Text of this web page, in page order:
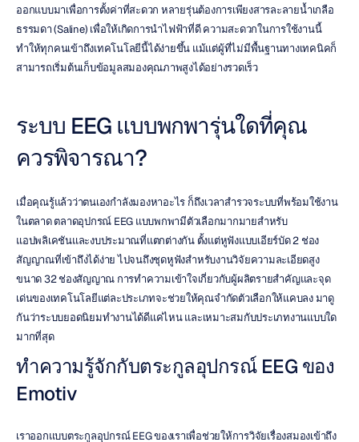
ออกแบบมาเพื่อการตั้งค่าที่สะดวก หลายรุ่นต้องการเพียงสารละลายน้ำเกลือ
ธรรมดา (Saline) เพื่อให้เกิดการนำไฟฟ้าที่ดี ความสะดวกในการใช้งานนี้
ทำให้ทุกคนเข้าถึงเทคโนโลยีนี้ได้ง่ายขึ้น แม้แต่ผู้ที่ไม่มีพื้นฐานทางเทคนิคก็
สามารถเริ่มต้นเก็บข้อมูลสมองคุณภาพสูงได้อย่างรวดเร็ว
ระบบ EEG แบบพกพารุ่นใดที่คุณ
ควรพิจารณา?
เมื่อคุณรู้แล้วว่าตนเองกำลังมองหาอะไร ก็ถึงเวลาสำรวจระบบที่พร้อมใช้งาน
ในตลาด ตลาดอุปกรณ์ EEG แบบพกพามีตัวเลือกมากมายสำหรับ
แอปพลิเคชันและงบประมาณที่แตกต่างกัน ตั้งแต่หูฟังแบบเอียร์บัด 2 ช่อง
สัญญาณที่เข้าถึงได้ง่าย ไปจนถึงชุดหูฟังสำหรับงานวิจัยความละเอียดสูง
ขนาด 32 ช่องสัญญาณ การทำความเข้าใจเกี่ยวกับผู้ผลิตรายสำคัญและจุด
เด่นของเทคโนโลยีแต่ละประเภทจะช่วยให้คุณจำกัดตัวเลือกให้แคบลง มาดู
กันว่าระบบยอดนิยมทำงานได้ดีแค่ไหน และเหมาะสมกับประเภทงานแบบใด
มากที่สุด
ทำความรู้จักกับตระกูลอุปกรณ์ EEG ของ
Emotiv
เราออกแบบตระกูลอุปกรณ์ EEG ของเราเพื่อช่วยให้การวิจัยเรื่องสมองเข้าถึง